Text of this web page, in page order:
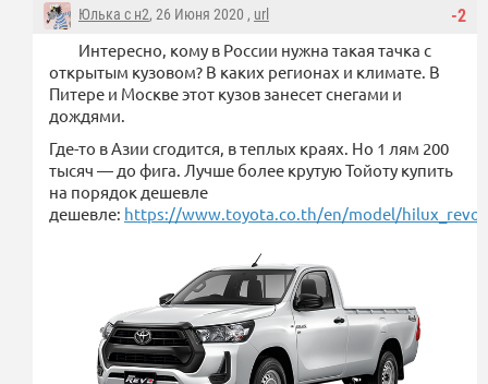
-2
Юлька с н2, 26 Июня 2020 , url
Интересно, кому в России нужна такая тачка с
открытым кузовом? В каких регионах и климате. В
Питере и Москве этот кузов занесет снегами и
дождями.
Где-то в Азии сгодится, в теплых краях. Но 1 лям 200
тысяч — до фига. Лучше более крутую Тойоту купить
на порядок дешевле
дешевле: https://www.toyota.co.th/en/model/